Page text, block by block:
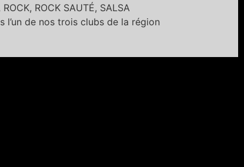
ROCK SAUTÉ, SALSA
l’un de nos trois clubs de la région